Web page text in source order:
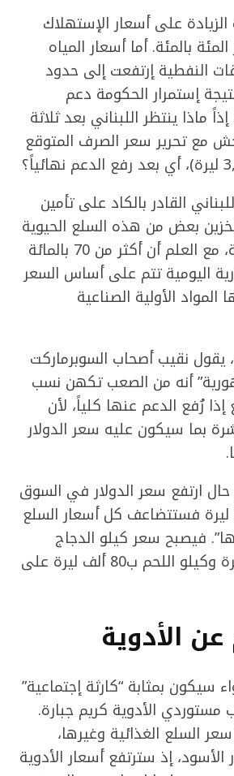
على أسعار الإستهلاك
بالمئة. أما أسعار المياه
النفطية إرتفعت إلى حدود
نتيجة إستمرار الحكومة دعم
ماذا ينتظر اللبناني بعد ثلاثة
مع تحرير سعر الصرف المتوقع
القادر بالكاد على تأمين
بعض من هذه السلع الحيوية
تبعاً لقدرته المادية، مع العلم أن أكثر من 70 بالمائة
اليومية تتم على أساس السعر
الأولية الصناعية
نقيب أصحاب السوبرماركت
أنه من الصعب تكهن نسب
إذا رُفع الدعم عنها كلياً، لأن
بما سيكون عليه سعر الدولار
ارتفع سعر الدولار في السوق
السوداء إلى 9000 ليرة فستتضاعف كل أسعار السلع
فيصبح سعر كيلو الدجاج
عندئذ ب50 ألف ليرة وكيلو اللحم ب80 ألف ليرة على
الأدوية
سيكون بمثابة “كارثة إجتماعية”
مستوردي الأدوية كريم جبارة.
السلع الغذائية وغيرها،
الأسود، إذ سترتفع أسعار الأدوية